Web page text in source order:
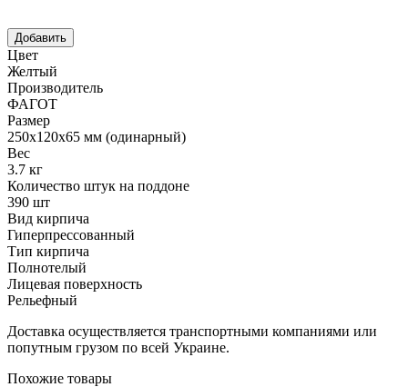
Цвет
Желтый
Производитель
ФАГОТ
Размер
250х120х65 мм (одинарный)
Вес
3.7 кг
Количество штук на поддоне
390 шт
Вид кирпича
Гиперпрессованный
Тип кирпича
Полнотелый
Лицевая поверхность
Рельефный
Доставка осуществляется транспортными компаниями или
попутным грузом по всей Украине.
Похожие товары